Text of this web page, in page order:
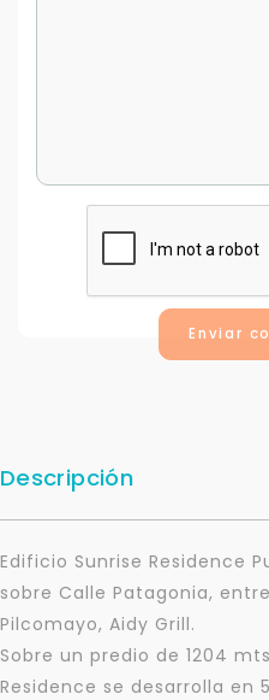
Enviar
Descripción
Edificio Sunrise Residence
sobre Calle Patagonia,
Pilcomayo, Aidy Grill.
Sobre un predio de 1204
Residence se desarrolla en